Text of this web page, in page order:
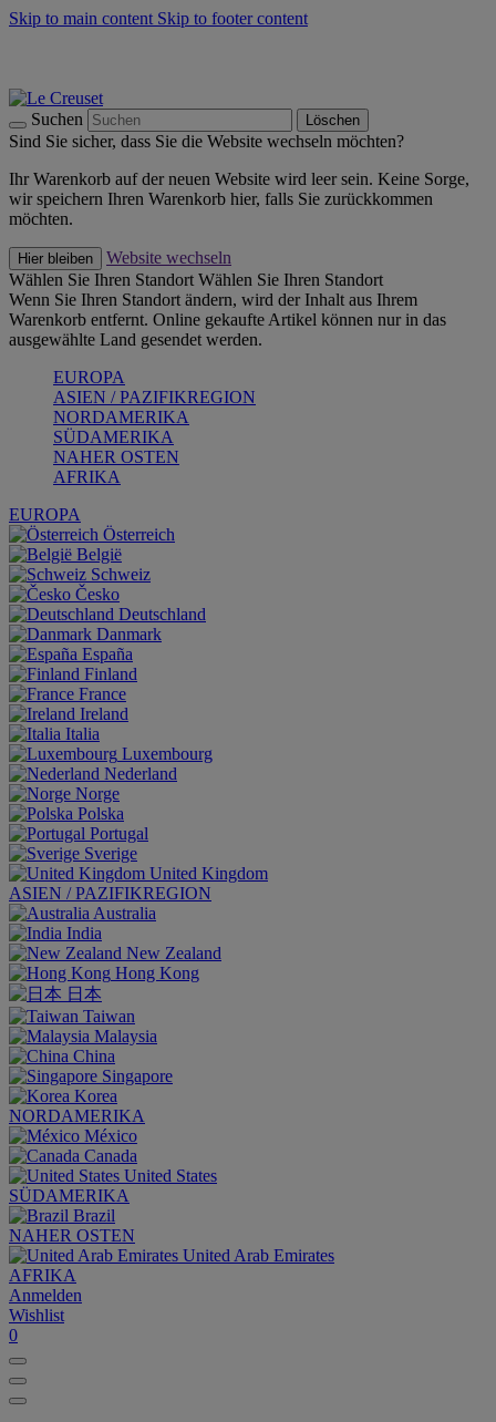
Skip to main content Skip to footer content
Suchen Löschen
Sind Sie sicher, dass Sie die Website wechseln möchten?
Ihr Warenkorb auf der neuen Website wird leer sein. Keine Sorge,
wir speichern Ihren Warenkorb hier, falls Sie zurückkommen
möchten.
Hier bleiben
Website wechseln
Wählen Sie Ihren Standort Wählen Sie Ihren Standort
Wenn Sie Ihren Standort ändern, wird der Inhalt aus Ihrem
Warenkorb entfernt. Online gekaufte Artikel können nur in das
ausgewählte Land gesendet werden.
EUROPA
ASIEN / PAZIFIKREGION
NORDAMERIKA
SÜDAMERIKA
NAHER OSTEN
AFRIKA
EUROPA
Österreich
België
Schweiz
Česko
Deutschland
Danmark
España
Finland
France
Ireland
Italia
Luxembourg
Nederland
Norge
Polska
Portugal
Sverige
United Kingdom
ASIEN / PAZIFIKREGION
Australia
India
New Zealand
Hong Kong
日本
Taiwan
Malaysia
China
Singapore
Korea
NORDAMERIKA
México
Canada
United States
SÜDAMERIKA
Brazil
NAHER OSTEN
United Arab Emirates
AFRIKA
Anmelden
Wishlist
0